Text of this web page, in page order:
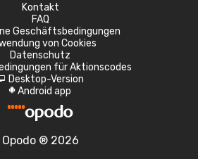
Kontakt
FAQ
Geschäftsbedingungen
von Cookies
Datenschutz
für Aktionscodes
Desktop-Version
A Android app
Opodo ® 2026